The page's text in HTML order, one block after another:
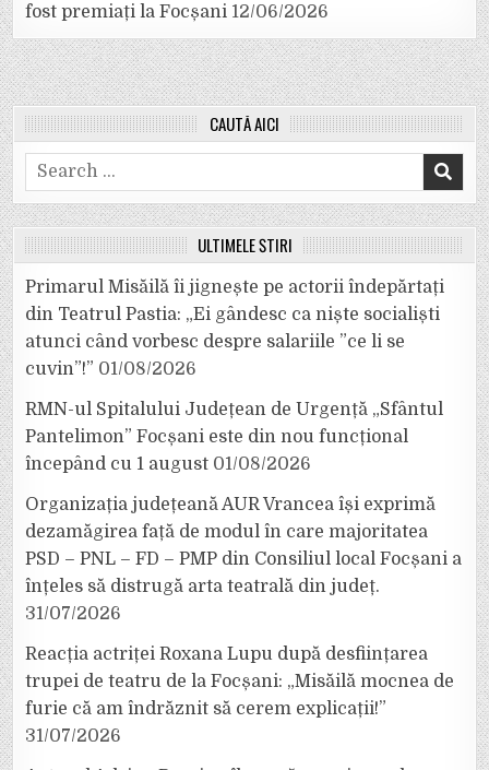
fost premiați la Focșani 12/06/2026
CAUTĂ AICI
Search
for:
ULTIMELE ȘTIRI
Primarul Misăilă îi jignește pe actorii îndepărtați
din Teatrul Pastia: „Ei gândesc ca niște socialiști
atunci când vorbesc despre salariile ”ce li se
cuvin”!” 01/08/2026
RMN-ul Spitalului Județean de Urgență „Sfântul
Pantelimon” Focșani este din nou funcțional
începând cu 1 august 01/08/2026
Organizația județeană AUR Vrancea își exprimă
dezamăgirea față de modul în care majoritatea
PSD – PNL – FD – PMP din Consiliul local Focșani a
înțeles să distrugă arta teatrală din județ.
31/07/2026
Reacția actriței Roxana Lupu după desființarea
trupei de teatru de la Focșani: „Misăilă mocnea de
furie că am îndrăznit să cerem explicații!”
31/07/2026